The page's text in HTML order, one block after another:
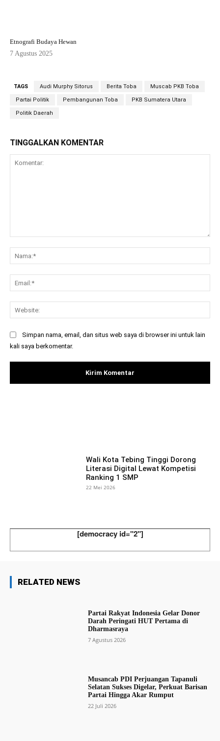
Etnografi Budaya Hewan
7 Agustus 2025
TAGS Audi Murphy Sitorus Berita Toba Muscab PKB Toba
Partai Politik Pembangunan Toba PKB Sumatera Utara
Politik Daerah
TINGGALKAN KOMENTAR
Simpan nama, email, dan situs web saya di browser ini untuk lain
kali saya berkomentar.
Wali Kota Tebing Tinggi Dorong
Literasi Digital Lewat Kompetisi
Ranking 1 SMP
22 Mei 2026
[democracy id="2"]
RELATED NEWS
Partai Rakyat Indonesia Gelar Donor
Darah Peringati HUT Pertama di
Dharmasraya
7 Agustus 2026
Musancab PDI Perjuangan Tapanuli
Selatan Sukses Digelar, Perkuat Barisan
Partai Hingga Akar Rumput
22 Juli 2026